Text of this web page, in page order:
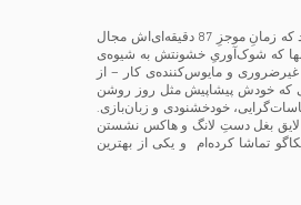
صاحب شرح مخصوص به خودش از پیچیدگیِ این دنیای مدرن است، اما روایت‌گشاییِ ساده‌اش چنان دستاورد استادانه‌ای دارد که زمانِ موجزِ 87 دقیقه‌ای‌اش مجال
آنها که شوک‌آوریِ خشونتش به شیوه‌ی
و مایوس‌کننده‌ی کار – از
که خودش پیشاپیش مثل روز روشن
از احساسات‌گرایی، خودخشنودی و زبان‌بازی.
لایق بغل دستِ لانگ و هاکس نشستن
تماشا کرده‌ام و یکی از بهترین